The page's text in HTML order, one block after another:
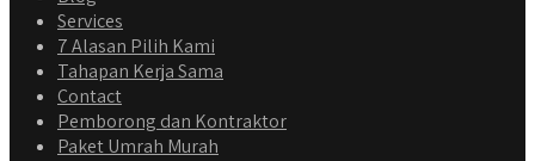
Services
7 Alasan Pilih Kami
Tahapan Kerja Sama
Contact
Pemborong dan Kontraktor
Paket Umrah Murah